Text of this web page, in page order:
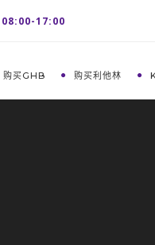
08:00-17:00
购买GHB 购买利他林